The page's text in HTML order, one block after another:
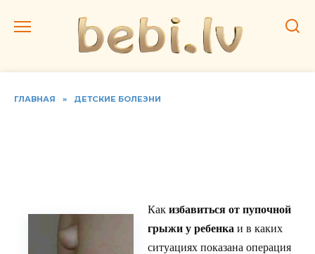
ГЛАВНАЯ » ДЕТСКИЕ БОЛЕЗНИ
Как избавиться от пупочной
грыжи у ребенка и в каких
ситуациях показана операция